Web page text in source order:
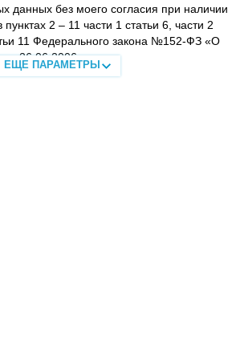
ЕЩЕ ПАРАМЕТРЫ
данных без моего согласия при наличии
2 – 11 части 1 статьи 6, части 2
11 Федерального закона №152-ФЗ «О
26.06.2006 г.